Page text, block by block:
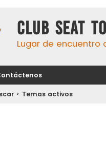
Club Seat
Lugar de encuentro
Temas activos